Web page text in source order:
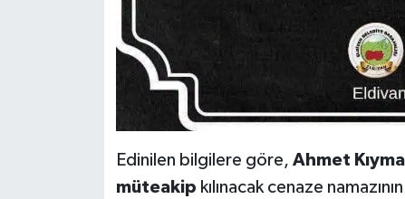
Edinilen bilgilere göre, Ahmet
müteakip kılınacak cenaze